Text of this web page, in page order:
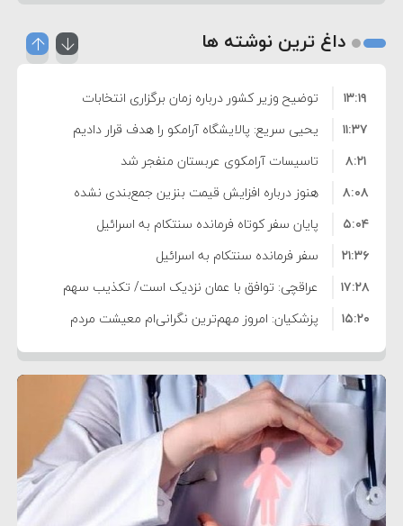
داغ ترین نوشته ها
توضیح وزیر کشور درباره زمان برگزاری انتخابات
شوراها
۱۳:۱۹
یحیی سریع: پالایشگاه آرامکو را هدف قرار دادیم
۱۱:۳۷
تاسیسات آرامکوی عربستان منفجر شد
۸:۲۱
هنوز درباره افزایش قیمت بنزین جمع‌بندی نشده
است/ کالا برگ قطعا افزایش می‌یابد
۸:۰۸
پایان سفر کوتاه فرمانده سنتکام به اسرائیل
۵:۰۴
سفر فرمانده سنتکام به اسرائیل
۲۱:۳۶
عراقچی: توافق با عمان نزدیک است/ تکذیب سهم
۱۱ درصدی ایران از خزر
۱۷:۲۸
پزشکیان: امروز مهم‌ترین نگرانی‌ام معیشت مردم
است
۱۵:۲۰
ترامپ: مذاکرات با تهران خوب پیش می‌رود
۸:۳۶
بازداشت سفیر پیشین فلسطین در لبنان به اتهام
فساد و اختلاس اموال
۱۰:۳۳
حادثه دریایی در نزدیکی سواحل عمان
۵:۱۷
معاون دفتر پزشکیان: ادعای استعفای رئیس‌جمهور
واهی و کذب محض است
زمان و تاریخ مذاکرات آمریکا و ایران هنوز نهایی
نشده است
۲۰:۳۹
وزیر جنگ آمریکا: ماشین جنگی ما آماده حمله
۶:۵۰